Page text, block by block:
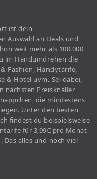
ist dein
Auswahl an Deals und
weit mehr als 100.000
im Handumdrehen die
Fashion, Handytarife,
& Hotel uvm. Sei dabei,
nächsten Preisknaller
die mindestens
Unter den besten
findest du beispielsweise
für 3,99€ pro Monat
Das alles und noch viel